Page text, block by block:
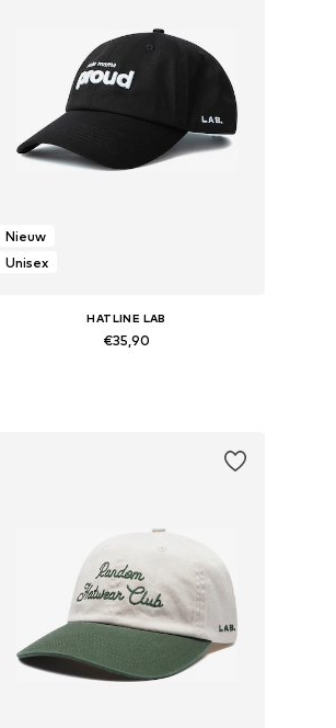
Nieuw
Unisex
HATLINE LAB
€35,90